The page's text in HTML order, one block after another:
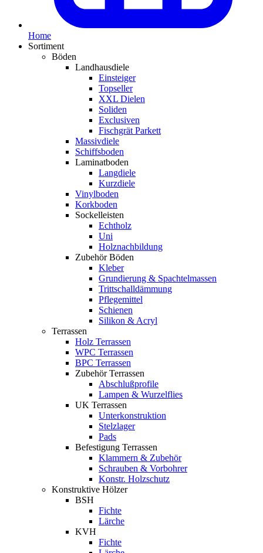
Home
Sortiment
Böden
Landhausdiele
Einsteiger
Topseller
XXL Dielen
Soliden
Exclusiven
Fischgrät Parkett
Massivdiele
Schiffsboden
Laminatboden
Langdiele
Kurzdiele
Vinylboden
Korkboden
Sockelleisten
Echtholz
Uni
Holznachbildung
Zubehör Böden
Kleber
Grundierung & Spachtelmassen
Trittschalldämmung
Pflegemittel
Schienen
Silikon & Acryl
Terrassen
Holz Terrassen
WPC Terrassen
BPC Terrassen
Zubehör Terrassen
Abschlußprofile
Lampen & Wurzelflies
UK Terrassen
Unterkonstruktion
Stelzlager
Pads
Befestigung Terrassen
Klammern & Zubehör
Schrauben & Vorbohrer
Konstr. Holzschutz
Konstruktive Hölzer
BSH
Fichte
Lärche
KVH
Fichte